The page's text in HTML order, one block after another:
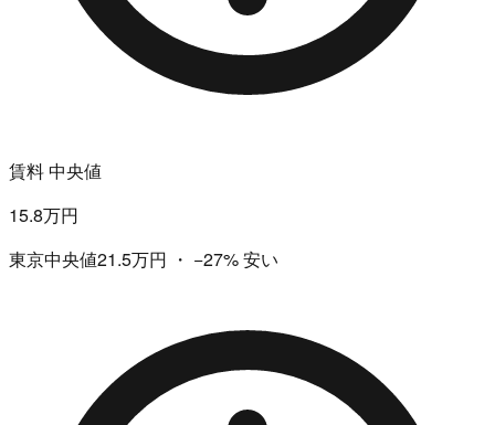
賃料 中央値
15.8万円
東京中央値21.5万円 ・ −27%安い